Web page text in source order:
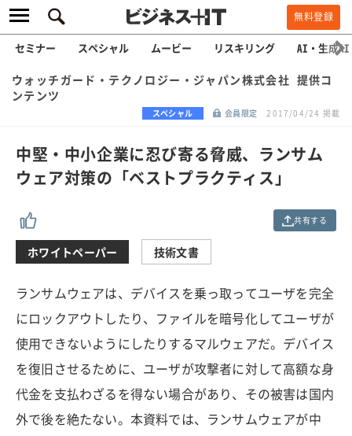
無料登録
セミナー スペシャル ムービー リスキリング AI・生成AI
ウォッチガード・テクノロジー・ジャパン株式会社 提供コ
ンテンツ
スペシャル 会員限定 2017/04/24 掲載
中堅・中小企業に忍び寄る脅威、ランサム
ウェア対策の「ベストプラクティス」
共有する
ホワイトペーパー 技術文書
ランサムウェアは、デバイスを乗っ取ってユーザを完全
にロックアウトしたり、ファイルを暗号化してユーザが
使用できないようにしたりするマルウェアだ。デバイス
を復旧させるために、ユーザが攻撃者に対して高額な身
代金を支払わざるを得ない場合があり、その被害は国内
外で後を絶たない。本資料では、ランサムウェアが中